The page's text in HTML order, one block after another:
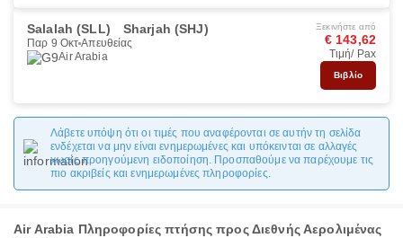
Salalah (SLL) Sharjah (SHJ)
Παρ 9 Οκτ Απευθείας
Air Arabia
Ξεκινήστε από
€ 143,62
Τιμή/ Pax
Βιβλίο
Λάβετε υπόψη ότι οι τιμές που αναφέρονται σε αυτήν τη σελίδα
ενδέχεται να μην είναι ενημερωμένες και υπόκεινται σε αλλαγές
χωρίς προηγούμενη ειδοποίηση. Προσπαθούμε να παρέχουμε τις
πιο ακριβείς και ενημερωμένες πληροφορίες.
Air Arabia Πληροφορίες πτήσης προς Διεθνής Αερολιμένας